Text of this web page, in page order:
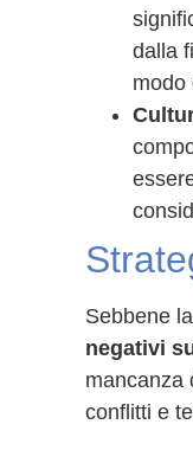
dalla
modo
Sebbene
negativi
mancanza
conflitti e